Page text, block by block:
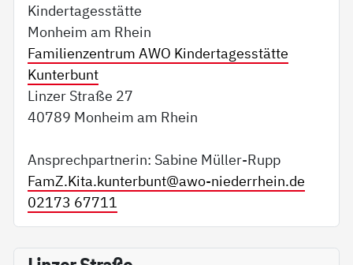
Kindertagesstätte
Monheim am Rhein
Familienzentrum AWO Kindertagesstätte
Kunterbunt
Linzer Straße 27
40789 Monheim am Rhein
Ansprechpartnerin: Sabine Müller-Rupp
FamZ.Kita.kunterbunt@awo-niederrhein.de
02173 67711